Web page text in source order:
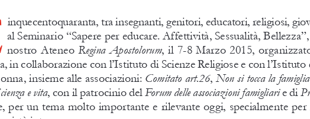
inquecentoquaranta, tra insegnanti, genitori, educatori, religiosi,
al Seminario “Sapere per educare. Affettività, Sessualità,
nostro Ateneo Regina Apostolorum , il 7-8 marzo 2015, organiz
in collaborazione con l’istituto di Scienze Religiose e con l’istituto
insieme alle associazioni: Comitato art.26 , Non si tocca la famiglia ,
e vita ,con il patrocinio del Forum delle associazioni famigliari e di
per un tema molto importante e rilevante oggi, specialmente